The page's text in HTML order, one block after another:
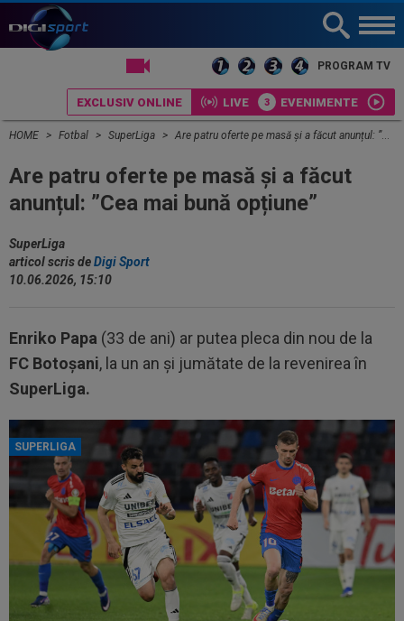
PROGRAM TV
EXCLUSIV ONLINE LIVE EVENIMENTE
HOME Fotbal SuperLiga Are patru oferte pe masă și a făcut anunțul: ”Cea mai bună opțiune”
Are patru oferte pe masă și a făcut
anunțul: ”Cea mai bună opțiune”
SuperLiga
articol scris deDigi Sport
10.06.2026, 15:10
Enriko Papa (33 de ani) ar putea pleca din nou de la
FC Botoșani, la un an și jumătate de la revenirea în
SuperLiga.
SUPERLIGA